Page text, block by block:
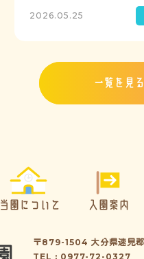
訓練に取り組みました。前
全体集合をして人数確認を
難することを想定（敷地面
しており、地震時の避難対
作成を行政より免除されて
2026.05.25
一覧を見る
当園について 入園案内
〒879-1504 大分県速見
TEL : 0977-72-0327